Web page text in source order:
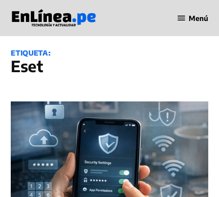
contenido
en Línea
Menú
ETIQUETA:
Eset